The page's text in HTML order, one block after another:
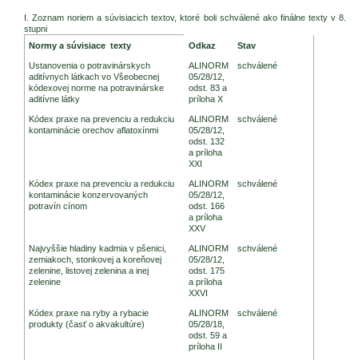
I. Zoznam noriem a súvisiacich textov, ktoré boli schválené ako finálne texty v 8.
stupni
Zasadnutie CAC (2005)
Normy a súvisiace texty Odkaz Stav
Ustanovenia o potravinárskych
aditívnych látkach vo Všeobecnej
kódexovej norme na potravinárske
aditívne látky
ALINORM
05/28/12,
odst. 83 a
príloha X
schválené
Kódex praxe na prevenciu a redukciu
kontaminácie orechov aflatoxínmi
ALINORM
05/28/12,
odst. 132
a príloha
XXI
schválené
Kódex praxe na prevenciu a redukciu
kontaminácie konzervovaných
potravín cínom
ALINORM
05/28/12,
odst. 166
a príloha
XXV
schválené
Najvyššie hladiny kadmia v pšenici,
zemiakoch, stonkovej a koreňovej
zelenine, listovej zelenina a inej
zelenine
ALINORM
05/28/12,
odst. 175
a príloha
XXVI
schválené
Kódex praxe na ryby a rybacie
produkty (časť o akvakultúre)
ALINORM
05/28/18,
odst. 59 a
príloha II
schválené